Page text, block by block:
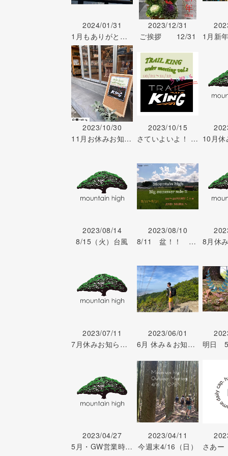
2024/01/31
1月もありがとうございます
2023/12/31
ご挨拶 12/31
2023/10/30
11月お休みお知らせ と その他お知らせ 10/30
2023/10/15
さていよいよ！ TRAIL KING TOPICS 10/15
2023/08/14
8/15（火）台風
2023/08/10
8/11 盆！！ super summer sale !! 8/10
2023/07/11
7月休みお知らせ 6/26
2023/06/01
6月 休み＆お知らせ 6/1
2023/04/27
5月・GW営業時間おしらせ 4/27
2023/04/11
今週末4/16（日）